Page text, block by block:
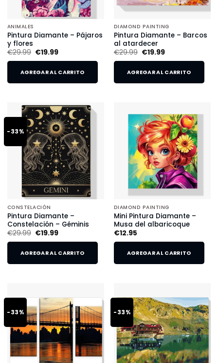
ANIMALES
Pintura Diamante – Pájaros
y flores
€29.99 €19.99
AGREGAR AL CARRITO
DIAMOND PAINTING
Pintura Diamante – Barcos
al atardecer
€29.99 €19.99
AGREGAR AL CARRITO
-33%
CONSTELACIÓN
Pintura Diamante –
Constelación – Géminis
€29.99 €19.99
AGREGAR AL CARRITO
DIAMOND PAINTING
Mini Pintura Diamante –
Musa del albaricoque
€12.95
AGREGAR AL CARRITO
-33% -33%